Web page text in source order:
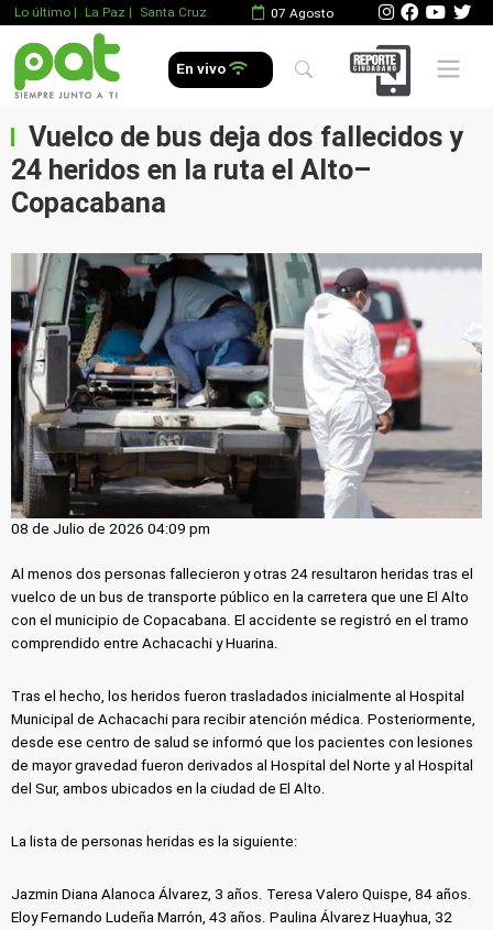
Lo último | La Paz | Santa Cruz 07 Agosto
En vivo Mobile
Vuelco de bus deja dos fallecidos y
24 heridos en la ruta el Alto–
Copacabana
08 de Julio de 2026 04:09 pm
Al menos dos personas fallecieron y otras 24 resultaron heridas tras el
vuelco de un bus de transporte público en la carretera que une El Alto
con el municipio de Copacabana. El accidente se registró en el tramo
comprendido entre Achacachi y Huarina.
Tras el hecho, los heridos fueron trasladados inicialmente al Hospital
Municipal de Achacachi para recibir atención médica. Posteriormente,
desde ese centro de salud se informó que los pacientes con lesiones
de mayor gravedad fueron derivados al Hospital del Norte y al Hospital
del Sur, ambos ubicados en la ciudad de El Alto.
La lista de personas heridas es la siguiente:
Jazmin Diana Alanoca Álvarez, 3 años. Teresa Valero Quispe, 84 años.
Eloy Fernando Ludeña Marrón, 43 años. Paulina Álvarez Huayhua, 32